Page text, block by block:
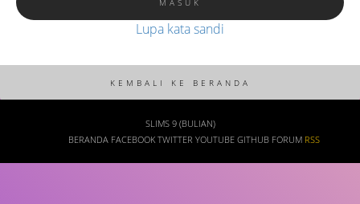
Lupa kata sandi
SLIMS 9 (BULIAN)
BERANDA FACEBOOK TWITTER YOUTUBE GITHUB FORUM RSS